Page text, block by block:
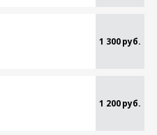
1 300 руб.
1 200 руб.